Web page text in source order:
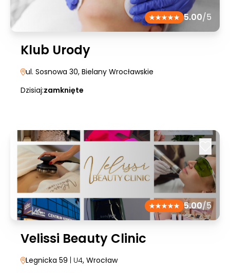
5.00/5
Klub Urody
ul. Sosnowa 30, Bielany Wrocławskie
Dzisiaj:zamknięte
5.00/5
Velissi Beauty Clinic
Legnicka 59 | U4, Wrocław